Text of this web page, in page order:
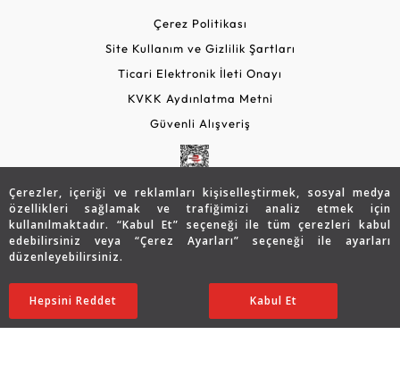
Çerezler, içeriği ve reklamları kişiselleştirmek, sosyal medya
özellikleri sağlamak ve trafiğimizi analiz etmek için
kullanılmaktadır. “Kabul Et” seçeneği ile tüm çerezleri kabul
edebilirsiniz veya “Çerez Ayarları” seçeneği ile ayarları
düzenleyebilirsiniz.
Ayarları Düzenle
Hepsini Reddet Kabul Et
15.474 TL
12.406TL SATIN ALIN
Çerez Politikası
Site Kullanım ve Gizlilik Şartları
Ticari Elektronik İleti Onayı
KVKK Aydınlatma Metni
Güvenli Alışveriş
Copyright © 2026 Assos Pırlanta - Bu sitenin tüm hakları